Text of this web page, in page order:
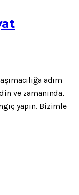
adım
ve zamanında,
yapın. Bizimle